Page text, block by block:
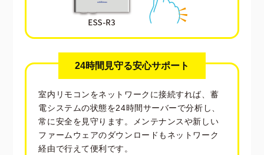
24時間見守る安心サポート
室内リモコンをネットワークに接続すれば、蓄
電システムの状態を24時間サーバーで分析し、
常に安全を見守ります。メンテナンスや新しい
ファームウェアのダウンロードもネットワーク
経由で行えて便利です。